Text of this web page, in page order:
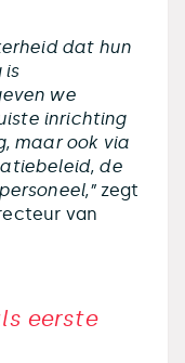
dat hun
is
we
inrichting
maar ook via
de
zegt
van
eerste